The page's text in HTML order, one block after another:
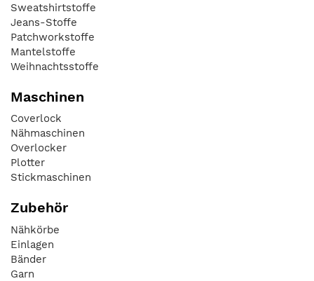
Sweatshirtstoffe
Jeans-Stoffe
Patchworkstoffe
Mantelstoffe
Weihnachtsstoffe
Maschinen
Coverlock
Nähmaschinen
Overlocker
Plotter
Stickmaschinen
Zubehör
Nähkörbe
Einlagen
Bänder
Garn